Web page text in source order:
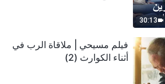
30:13
فيلم مسيحي | ملاقاة الرب في
أثناء الكوارث (2)